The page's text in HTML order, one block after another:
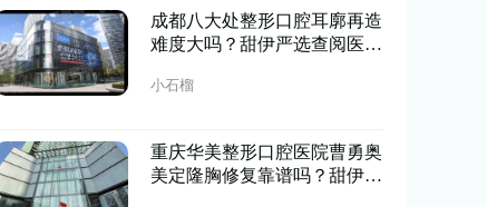
成都八大处整形口腔耳廓再造
难度大吗？甜伊严选查阅医生
小石榴
重庆华美整形口腔医院曹勇奥
美定隆胸修复靠谱吗？甜伊严